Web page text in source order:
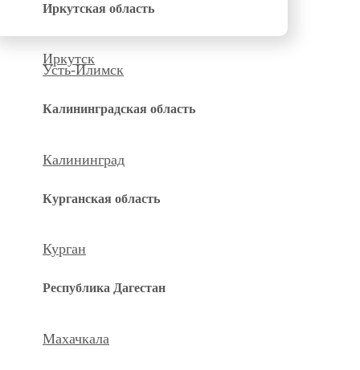
Иркутская область
Иркутск
Усть-Илимск
Калининградская область
Калининград
Курганская область
Курган
Республика Дагестан
Махачкала